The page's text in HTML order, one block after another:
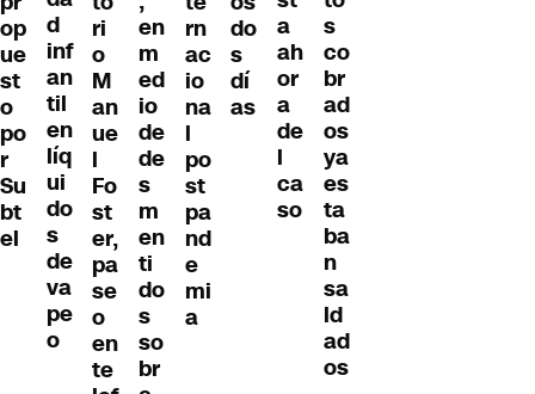
op
ue
st
o
po
r
Su
bt
el
d
inf
an
til
en
líq
ui
do
s
de
va
pe
o
ri
o
M
an
ue
l
Fo
st
er,
pa
se
o
en
te
en
m
ed
io
de
de
s
m
en
ti
do
s
so
br
rn
ac
io
na
l
po
st
pa
nd
e
mi
a
do
s
dí
as
a
ah
or
a
de
l
ca
so
s
co
br
ad
os
ya
es
ta
ba
n
sa
ld
ad
os